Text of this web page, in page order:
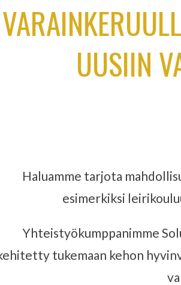
UUSIIN
Haluamme tarjota
esimerkiksi
Yhteistyökumppanimme
tukemaan kehon